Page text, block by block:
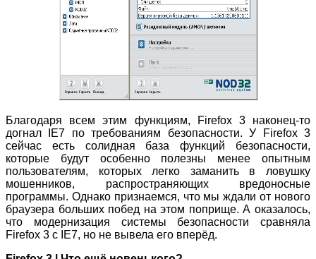
Благодаря всем этим функциям, Firefox 3 наконец-то
догнал IE7 по требованиям безопасности. У Firefox 3
сейчас есть солидная база функций безопасности,
которые будут особенно полезны менее опытным
пользователям, которых легко заманить в ловушку
мошенников, распространяющих вредоносные
программы. Однако признаемся, что мы ждали от нового
браузера больших побед на этом поприще. А оказалось,
что модернизация системы безопасности сравняла
Firefox 3 с IE7, но не вывела его вперёд.